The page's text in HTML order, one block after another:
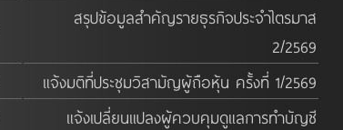
สรุปข้อมูลสำคัญรายธุรกิจประจำไตรมาส
2/2569
แจ้งมติที่ประชุมวิสามัญผู้ถือหุ้น ครั้งที่ 1/2569
แจ้งเปลี่ยนแปลงผู้ควบคุมดูแลการทำบัญชี